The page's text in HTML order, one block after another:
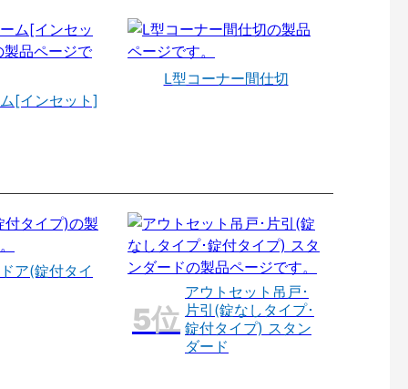
[インセット]
L型コーナー間仕切
ア(錠付タイ
アウトセット吊戸･
片引(錠なしタイプ･
錠付タイプ) スタン
ダード